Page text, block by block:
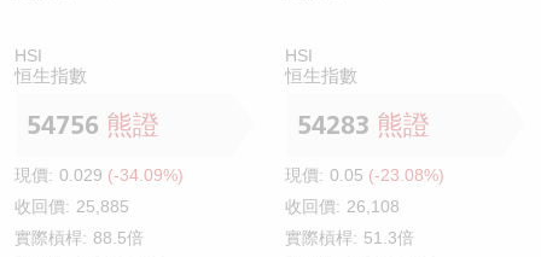
HSI
恒生指數
54756 熊證
現價: 0.029 (-34.09%)
收回價: 25,885
實際槓桿: 88.5倍
HSI
恒生指數
54283 熊證
現價: 0.05 (-23.08%)
收回價: 26,108
實際槓桿: 51.3倍